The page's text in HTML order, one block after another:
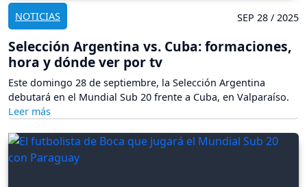
NOTICIAS SEP 28 / 2025
Selección Argentina vs. Cuba: formaciones,
hora y dónde ver por tv
Este domingo 28 de septiembre, la Selección Argentina
debutará en el Mundial Sub 20 frente a Cuba, en Valparaíso.